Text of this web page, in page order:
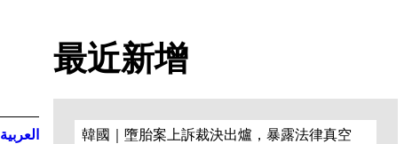
العربية
最近新增
韓國｜墮胎案上訴裁決出爐，暴露法律真空